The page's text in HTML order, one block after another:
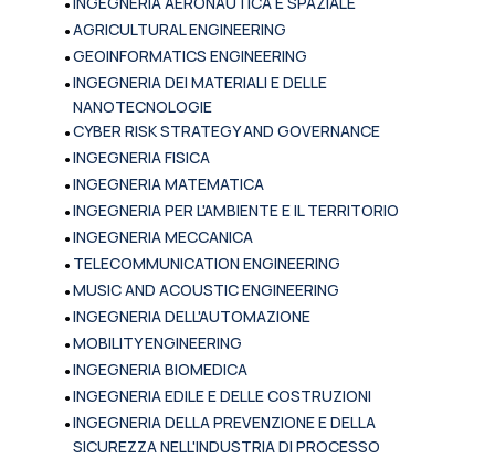
•AGRICULTURAL ENGINEERING
•GEOINFORMATICS ENGINEERING
•INGEGNERIA DEI MATERIALI E DELLE
NANOTECNOLOGIE
•CYBER RISK STRATEGY AND GOVERNANCE
•INGEGNERIA FISICA
•INGEGNERIA MATEMATICA
•INGEGNERIA PER L'AMBIENTE E IL TERRITORIO
•INGEGNERIA MECCANICA
• TELECOMMUNICATION ENGINEERING
•MUSIC AND ACOUSTIC ENGINEERING
•INGEGNERIA DELL'AUTOMAZIONE
•MOBILITY ENGINEERING
•INGEGNERIA BIOMEDICA
•INGEGNERIA EDILE E DELLE COSTRUZIONI
•INGEGNERIA DELLA PREVENZIONE E DELLA
SICUREZZA NELL'INDUSTRIA DI PROCESSO